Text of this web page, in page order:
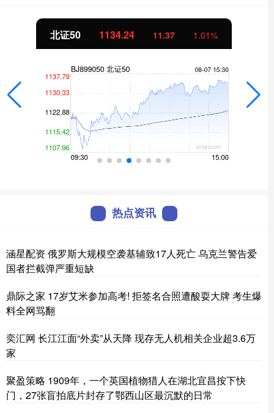
北证50 1134.24 11.37 1.01%
热点资讯
涵星配资 俄罗斯大规模空袭基辅致17人死亡 乌克兰警告爱
国者拦截弹严重短缺
鼎际之家 17岁艾米参加高考! 拒签名合照遭酸耍大牌 考生爆
料全网骂翻
奕汇网 长江江面“外卖”从天降 现存无人机相关企业超3.6万
家
聚盈策略 1909年，一个英国植物猎人在湖北宜昌按下快
门，27张盲拍底片封存了鄂西山区最沉默的日常